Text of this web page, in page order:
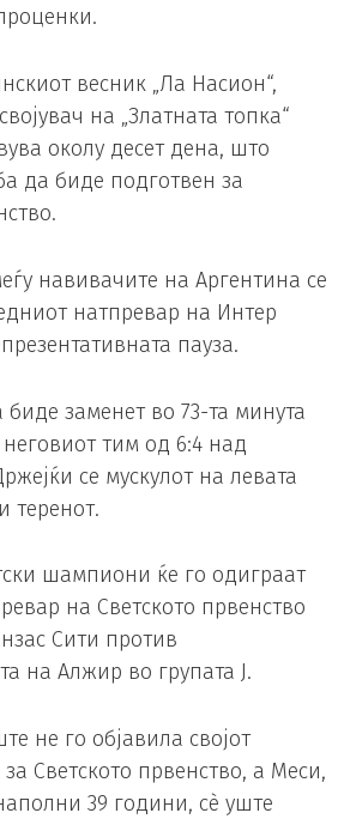
весник „Ла Насион“,
на „Златната топка“
околу десет дена, што
да биде подготвен за
навивачите на Аргентина се
натпревар на Интер
пауза.
заменет во 73-та минута
тим од 6:4 над
се мускулот на левата
теренот.
шампиони ќе го одиграат
на Светското првенство
Сити против
на Алжир во групата Ј.
не го објавила својот
Светското првенство, а Меси,
39 години, сè уште